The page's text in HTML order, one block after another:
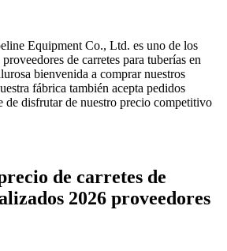
Equipment Co., Ltd. es uno de los
de carretes para tuberías en
bienvenida a comprar nuestros
fábrica también acepta pedidos
de disfrutar de nuestro precio competitivo
de carretes de
2026 proveedores